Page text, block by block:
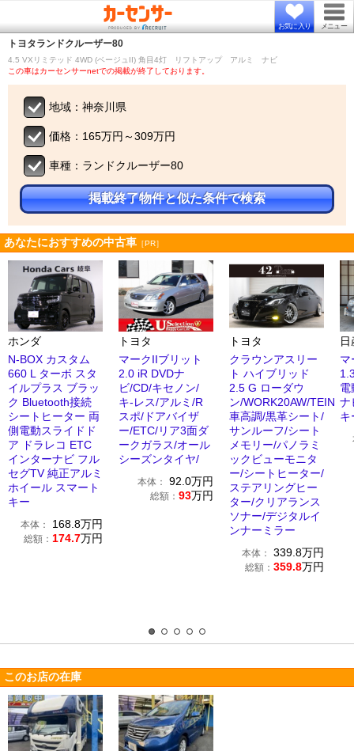
お気に入り メニュー
トヨタランドクルーザー80
4.5 VXリミテッド 4WD (ベージュII) 角目4灯 リフトアップ アルミ ナビ
この車はカーセンサーnetでの掲載が終了しております。
地域：神奈川県
価格：165万円～309万円
車種：ランドクルーザー80
掲載終了物件と似た条件で検索
あなたにおすすめの中古車 ［PR］
ホンダ
N-BOX カスタム
660 L ターボ スタ
イルプラス ブラッ
ク Bluetooth接続
シートヒーター 両
側電動スライドド
ア ドラレコ ETC
インターナビ フル
セグTV 純正アルミ
ホイール スマート
キー
本体： 168.8万円
総額： 174.7万円
トヨタ
マークIIブリット
2.0 iR DVDナ
ビ/CD/キセノン/
キ-レス/アルミ/R
スポ/ドアバイザ
ー/ETC/リア3面ダ
ークガラス/オール
シーズンタイヤ/
本体： 92.0万円
総額： 93万円
トヨタ
クラウンアスリー
ト ハイブリッド
2.5 G ローダウ
ン/WORK20AW/TEIN
車高調/黒革シート/
サンルーフ/シート
メモリー/パノラミ
ックビューモニタ
ー/シートヒーター/
ステアリングヒー
ター/クリアランス
ソナー/デジタルイ
ンナーミラー
本体： 339.8万円
総額： 359.8万円
日
マ
電
ナ
キ
このお店の在庫